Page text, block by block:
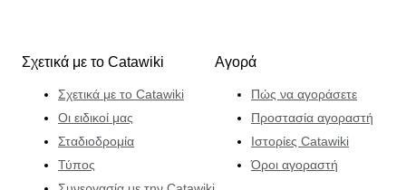
Σχετικά με το Catawiki
Σχετικά με το Catawiki
Οι ειδικοί μας
Σταδιοδρομία
Τύπος
Αγορά
Πώς να αγοράσετε
Προστασία αγοραστή
Ιστορίες Catawiki
Όροι αγοραστή